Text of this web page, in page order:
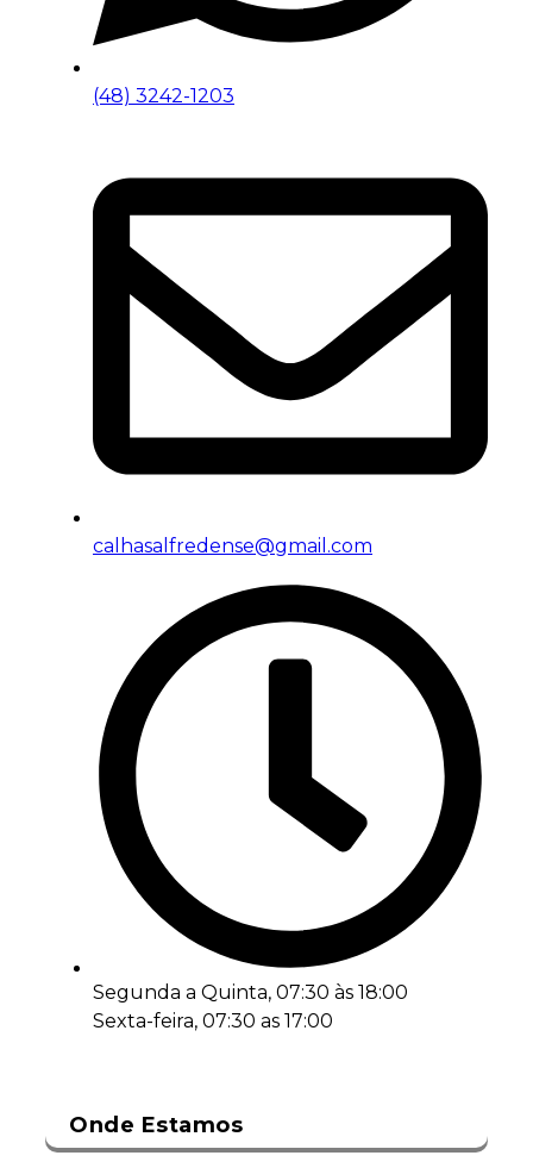
(48) 3242-1203
calhasalfredense@gmail.com
Segunda a Quinta, 07:30 às 18:00
Sexta-feira, 07:30 as 17:00
Onde Estamos